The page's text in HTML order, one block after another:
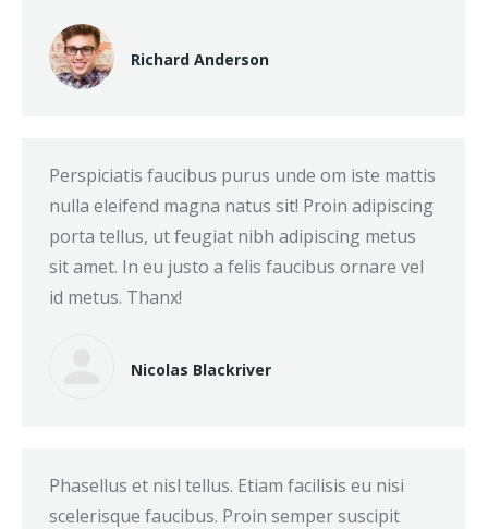
Richard Anderson
Perspiciatis faucibus purus unde om iste mattis
nulla eleifend magna natus sit! Proin adipiscing
porta tellus, ut feugiat nibh adipiscing metus
sit amet. In eu justo a felis faucibus ornare vel
id metus. Thanx!
Nicolas Blackriver
Phasellus et nisl tellus. Etiam facilisis eu nisi
scelerisque faucibus. Proin semper suscipit